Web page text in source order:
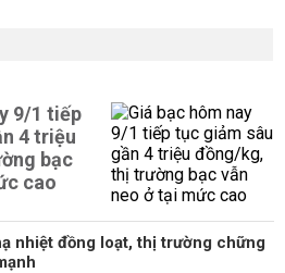
9/1 tiếp
4 triệu
bạc
cao
nhiệt đồng loạt, thị trường chững